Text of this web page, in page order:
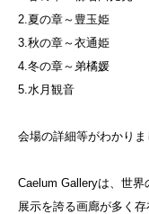
2.夏の章～豊玉姫
3.秋の章～衣通姫
4.冬の章～弟橘媛
5.水月観音
会場の詳細等がわかり
Caelum Galleryは、世
展示を誇る画廊が多く